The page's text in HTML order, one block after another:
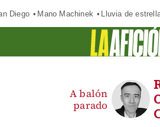
Diego Mano Machinek Lluvia de
A balón
parado